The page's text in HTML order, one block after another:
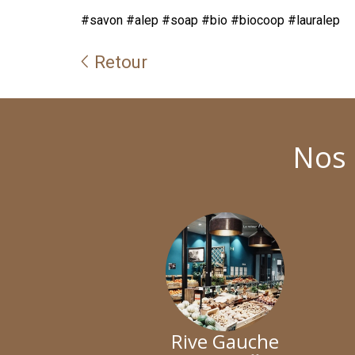
#savon #alep #soap #bio #biocoop #lauralep
Retour
Rive Gauche